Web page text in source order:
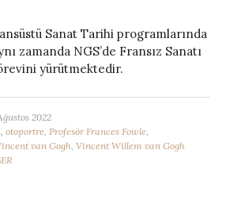
Sanat Tarihi programlarında
zamanda NGS’de Fransız Sanatı
yürütmektedir.
2022
otoportre Profesör Frances Fowle
van Gogh Vincent Willem van Gogh